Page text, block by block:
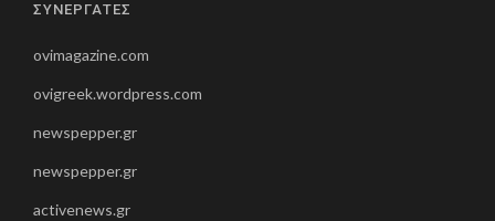
ΣΥΝΕΡΓΑΤΕΣ
ovimagazine.com
ovigreek.wordpress.com
newspepper.gr
newspepper.gr
activenews.gr